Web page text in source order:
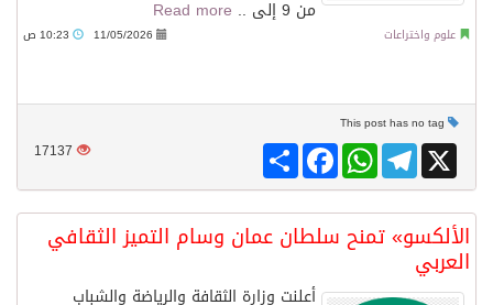
من 9 إلى .. Read more
علوم واختراعات 11/05/2026
17137 Share
FacebookWhatsAppTelegram X
الألكسو» تمنح سلطان عمان وسام التميز الثقافي
العربي
أعلنت وزارة الثقافة والرياضة والشباب